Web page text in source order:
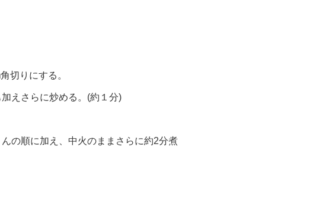
切りにする。
えさらに炒める。(約１分)
の順に加え、中火のままさらに約2分煮